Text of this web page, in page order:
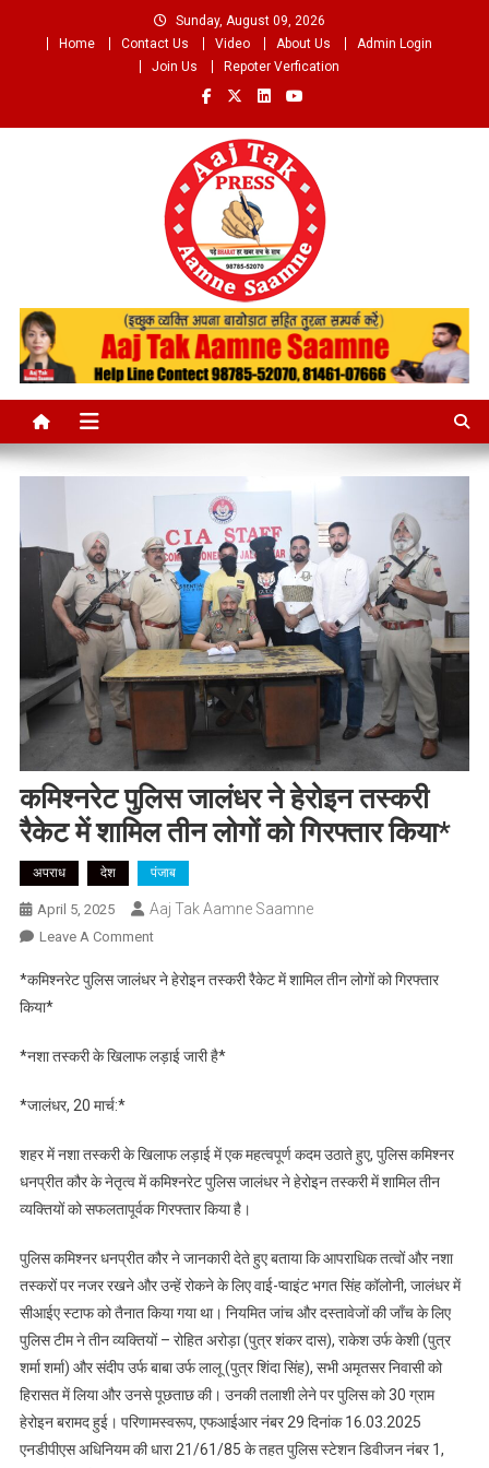
Sunday, August 09, 2026
Home
Contact Us Video About Us
Admin Login
Join Us
Repoter Verfication
Aaj Tak Aamne Saamne.com
कमिश्नरेट पुलिस जालंधर ने हेरोइन तस्करी
रैकेट में शामिल तीन लोगों को गिरफ्तार किया*
अपराध देश पंजाब
April 5, 2025 Aaj Tak Aamne Saamne
Leave A CommentOn
पुलिस
हेरोइन
शामिल
तीन
लोगों
गिरफ्तार
किया*
*कमिश्नरेट पुलिस जालंधर ने हेरोइन तस्करी रैकेट में शामिल तीन लोगों को गिरफ्तार
किया*
*नशा तस्करी के खिलाफ लड़ाई जारी है*
*जालंधर, 20 मार्च:*
शहर में नशा तस्करी के खिलाफ लड़ाई में एक महत्वपूर्ण कदम उठाते हुए, पुलिस कमिश्नर
धनप्रीत कौर के नेतृत्व में कमिश्नरेट पुलिस जालंधर ने हेरोइन तस्करी में शामिल तीन
व्यक्तियों को सफलतापूर्वक गिरफ्तार किया है।
पुलिस कमिश्नर धनप्रीत कौर ने जानकारी देते हुए बताया कि आपराधिक तत्वों और नशा
तस्करों पर नजर रखने और उन्हें रोकने के लिए वाई-प्वाइंट भगत सिंह कॉलोनी, जालंधर में
सीआईए स्टाफ को तैनात किया गया था। नियमित जांच और दस्तावेजों की जाँच के लिए
पुलिस टीम ने तीन व्यक्तियों – रोहित अरोड़ा (पुत्र शंकर दास), राकेश उर्फ ​​केशी (पुत्र
शर्मा शर्मा) और संदीप उर्फ ​​बाबा उर्फ ​​लालू (पुत्र शिंदा सिंह), सभी अमृतसर निवासी को
हिरासत में लिया और उनसे पूछताछ की। उनकी तलाशी लेने पर पुलिस को 30 ग्राम
हेरोइन बरामद हुई। परिणामस्वरूप, एफआईआर नंबर 29 दिनांक 16.03.2025
एनडीपीएस अधिनियम की धारा 21/61/85 के तहत पुलिस स्टेशन डिवीजन नंबर 1,